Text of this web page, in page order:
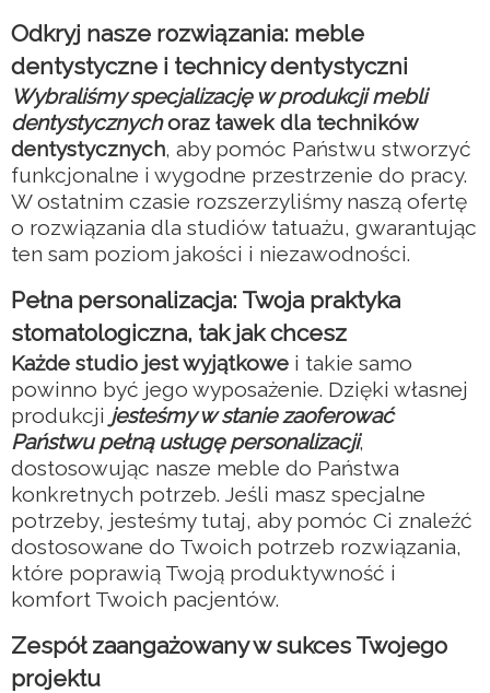
Odkryj nasze rozwiązania: meble
dentystyczne i technicy dentystyczni
Wybraliśmy specjalizację w produkcji mebli
dentystycznych oraz ławek dla techników
dentystycznych, aby pomóc Państwu stworzyć
funkcjonalne i wygodne przestrzenie do pracy.
W ostatnim czasie rozszerzyliśmy naszą ofertę
o rozwiązania dla studiów tatuażu, gwarantując
ten sam poziom jakości i niezawodności.
Pełna personalizacja: Twoja praktyka
stomatologiczna, tak jak chcesz
Każde studio jest wyjątkowe i takie samo
powinno być jego wyposażenie. Dzięki własnej
produkcji jesteśmy w stanie zaoferować
Państwu pełną usługę personalizacji,
dostosowując nasze meble do Państwa
konkretnych potrzeb. Jeśli masz specjalne
potrzeby, jesteśmy tutaj, aby pomóc Ci znaleźć
dostosowane do Twoich potrzeb rozwiązania,
które poprawią Twoją produktywność i
komfort Twoich pacjentów.
Zespół zaangażowany w sukces Twojego
projektu